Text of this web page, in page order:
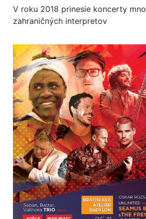
V roku 2018 prinesie koncerty
zahraničných interpretov